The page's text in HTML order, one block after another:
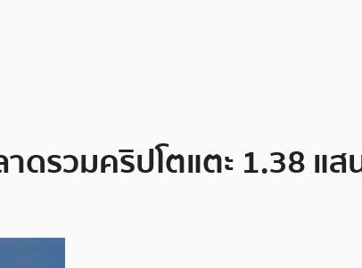
รวมคริปโตแตะ 1.38 แ